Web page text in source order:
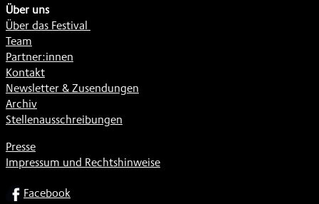
Über uns
Über das Festival
Team
Partner:innen
Kontakt
Newsletter & Zusendungen
Archiv
Stellenausschreibungen
Presse
Impressum und Rechtshinweise
SOCIALFacebook